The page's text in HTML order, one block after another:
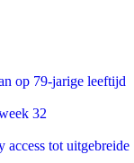
op 79-jarige leeftijd
32
access tot uitgebreide